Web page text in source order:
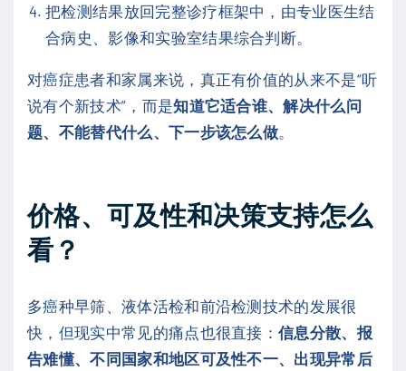
把检测结果放回完整诊疗框架中，由专业医生结
合病史、影像和实验室结果综合判断。
对癌症患者和家属来说，真正有价值的从来不是“听
说有个新技术”，而是知道它适合谁、解决什么问
题、不能替代什么、下一步该怎么做
价格、可及性和决策支持怎么
看？
多癌种早筛、液体活检和前沿检测技术的发展很
快，但现实中常见的痛点也很直接：信息分散、报
告难懂、不同国家和地区可及性不一、出现异常后